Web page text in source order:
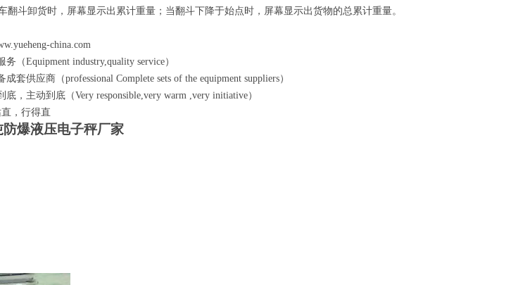
翻斗卸货时，屏幕显示出累计重量；当翻斗下降于始点时，屏幕显示出货物的总累计重量。
china.com
务（Equipment industry,quality service）
成套供应商（professional Complete sets of the equipment suppliers）
底，主动到底（Very responsible,very warm ,very initiative）
直，行得直
防爆液压电子秤厂家